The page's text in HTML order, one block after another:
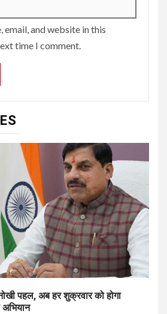
email, and website in this
time I comment.
पहल, अब हर शुक्रवार को होगा